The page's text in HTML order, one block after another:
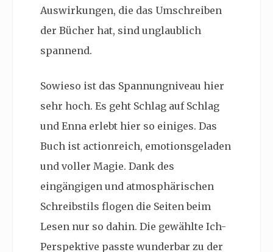
Auswirkungen, die das Umschreiben
der Bücher hat, sind unglaublich
spannend.
Sowieso ist das Spannungniveau hier
sehr hoch. Es geht Schlag auf Schlag
und Enna erlebt hier so einiges. Das
Buch ist actionreich, emotionsgeladen
und voller Magie. Dank des
eingängigen und atmosphärischen
Schreibstils flogen die Seiten beim
Lesen nur so dahin. Die gewählte Ich-
Perspektive passte wunderbar zu der